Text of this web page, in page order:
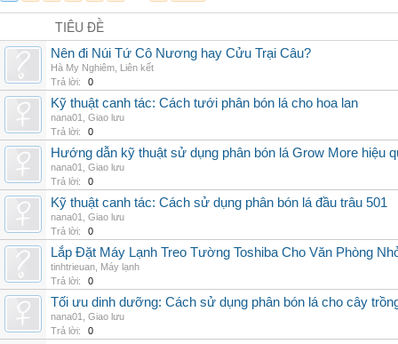
TIÊU ĐỀ
Nên đi Núi Tứ Cô Nương hay Cửu Trại Câu?
Hà My Nghiêm Liên kết
Trả lời:
0
Kỹ thuật canh tác: Cách tưới phân bón lá cho hoa lan
nana01
Giao lưu
Trả lời:
0
Hướng dẫn kỹ thuật sử dụng phân bón lá Grow More hiệu
nana01
Giao lưu
Trả lời:
0
Kỹ thuật canh tác: Cách sử dụng phân bón lá đầu trâu 501
nana01
Giao lưu
Trả lời:
0
Lắp Đặt Máy Lạnh Treo Tường Toshiba Cho Văn Phòng
tinhtrieuan Máy lạnh
Trả lời:
0
Tối ưu dinh dưỡng: Cách sử dụng phân bón lá cho cây
nana01
Giao lưu
Trả lời:
0